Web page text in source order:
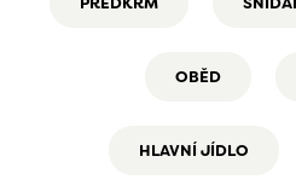
OBĚD
HLAVNÍ JÍDLO